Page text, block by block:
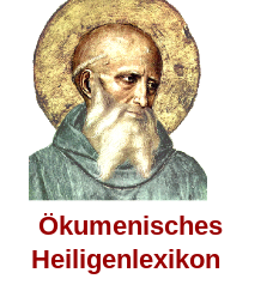
Ökumenisches
Heiligenlexikon